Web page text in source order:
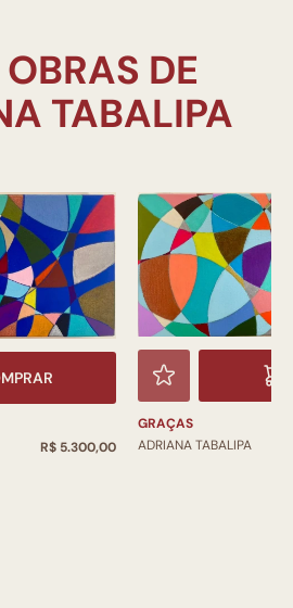
DE
R$ 5.300,00
GRAÇAS
ADRIANA TABALIPA